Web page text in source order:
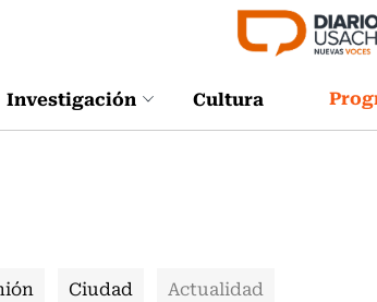
Investigación Cultura
Ciudad Actualidad